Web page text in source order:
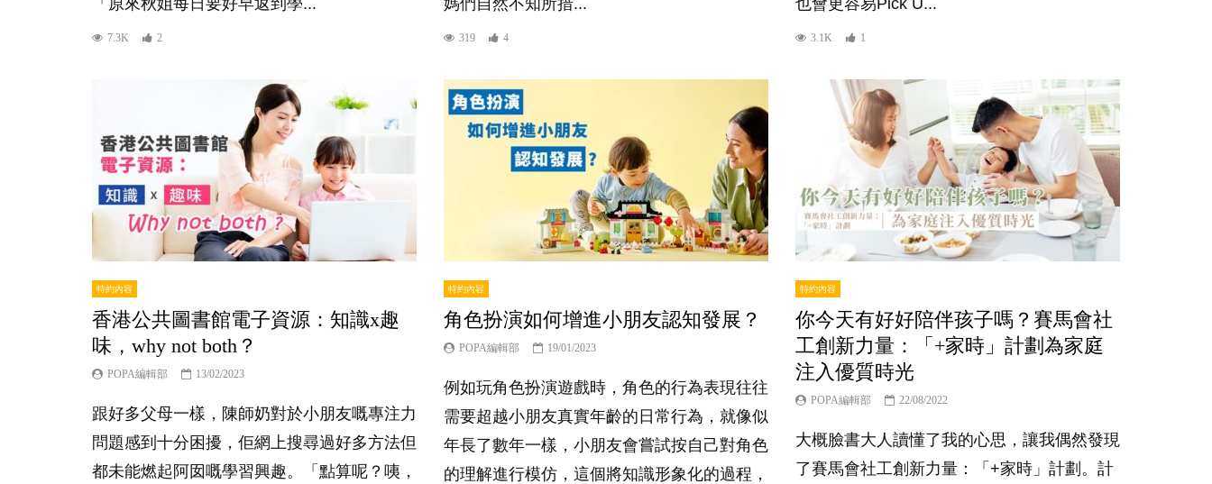
「原來秋姐每日要好早返到學...
7.3K 2
媽們自然不知所措...
319 4
也會更容易Pick U...
3.1K 1
特約內容
香港公共圖書館電子資源：知識x趣
味，why not both？
POPA編輯部 13/02/2023
跟好多父母一樣，陳師奶對於小朋友嘅專注力
問題感到十分困擾，佢網上搜尋過好多方法但
都未能燃起阿囡嘅學習興趣。「點算呢？咦，
特約內容
角色扮演如何增進小朋友認知發展？
POPA編輯部 19/01/2023
例如玩角色扮演遊戲時，角色的行為表現往往
需要超越小朋友真實年齡的日常行為，就像似
年長了數年一樣，小朋友會嘗試按自己對角色
的理解進行模仿，這個將知識形象化的過程，
特約內容
你今天有好好陪伴孩子嗎？賽馬會社
工創新力量：「+家時」計劃為家庭
注入優質時光
POPA編輯部 22/08/2022
大概臉書大人讀懂了我的心思，讓我偶然發現
了賽馬會社工創新力量：「+家時」計劃。計